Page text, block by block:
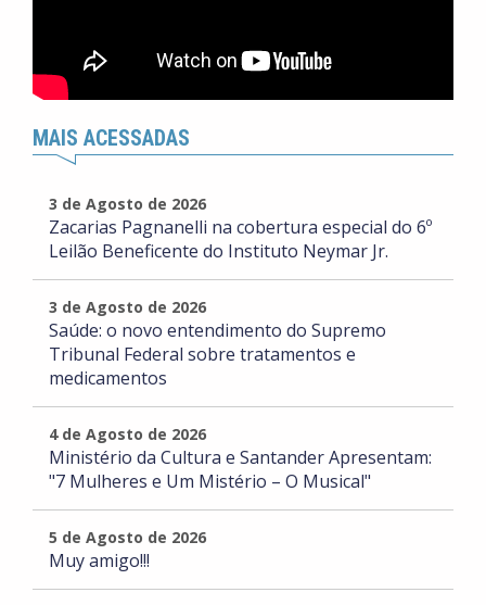
MAIS ACESSADAS
3 de Agosto de 2026
Zacarias Pagnanelli na cobertura especial do 6º
Leilão Beneficente do Instituto Neymar Jr.
3 de Agosto de 2026
Saúde: o novo entendimento do Supremo
Tribunal Federal sobre tratamentos e
medicamentos
4 de Agosto de 2026
Ministério da Cultura e Santander Apresentam:
"7 Mulheres e Um Mistério – O Musical"
5 de Agosto de 2026
Muy amigo!!!